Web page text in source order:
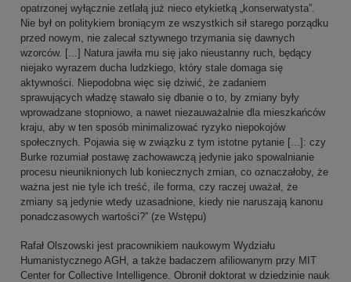
opatrzonej wyłącznie zetlałą już nieco etykietką „konserwatysta”.
Nie był on politykiem broniącym ze wszystkich sił starego porządku
przed nowym, nie zalecał sztywnego trzymania się dawnych
wzorców. [...] Natura jawiła mu się jako nieustanny ruch, będący
niejako wyrazem ducha ludzkiego, który stale domaga się
aktywności. Niepodobna więc się dziwić, że zadaniem
sprawujących władzę stawało się dbanie o to, by zmiany były
wprowadzane stopniowo, a nawet niezauważalnie dla mieszkańców
kraju, aby w ten sposób minimalizować ryzyko niepokojów
społecznych. Pojawia się w związku z tym istotne pytanie [...]: czy
Burke rozumiał postawę zachowawczą jedynie jako spowalnianie
procesu nieuniknionych lub koniecznych zmian, co oznaczałoby, że
ważna jest nie tyle ich treść, ile forma, czy raczej uważał, że
zmiany są jedynie wtedy uzasadnione, kiedy nie naruszają kanonu
ponadczasowych wartości?” (ze Wstępu)
Rafał Olszowski jest pracownikiem naukowym Wydziału
Humanistycznego AGH, a także badaczem afiliowanym przy MIT
Center for Collective Intelligence. Obronił doktorat w dziedzinie nauk